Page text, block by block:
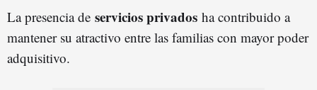
La presencia de servicios privados ha contribuido a
mantener su atractivo entre las familias con mayor poder
adquisitivo.